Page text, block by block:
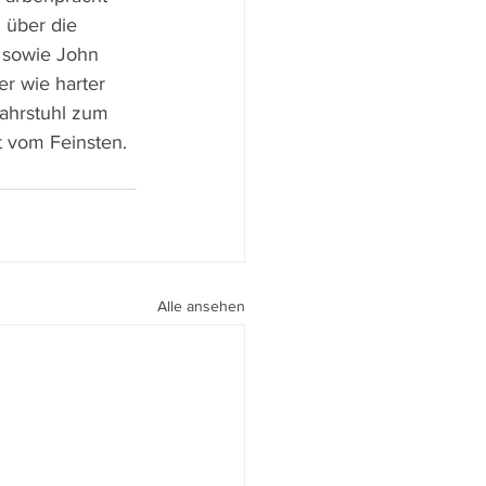
über die
John
wie harter
zum
vom Feinsten.
Alle ansehen